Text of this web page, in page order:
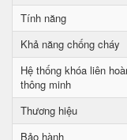
Tính năng
Khả năng chống cháy
Hệ thống khóa liên
thông minh
Thương hiệu
Bảo hành